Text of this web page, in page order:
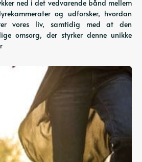
ned i det vedvarende bånd mellem
og udforsker, hvordan
vores liv, samtidig med at den
omsorg, der styrker denne unikke